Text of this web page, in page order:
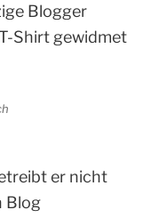
Blogger
Shirt gewidmet
er nicht
Blog